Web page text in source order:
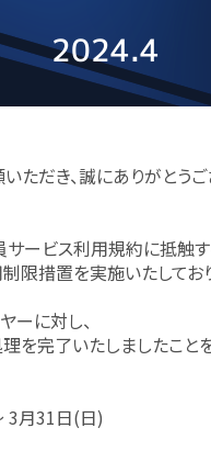
ただき、誠にありがとうご
サービス利用規約に抵触
限措置を実施いたしてお
ーに対し、
を完了いたしましたこと
3月31日(日)